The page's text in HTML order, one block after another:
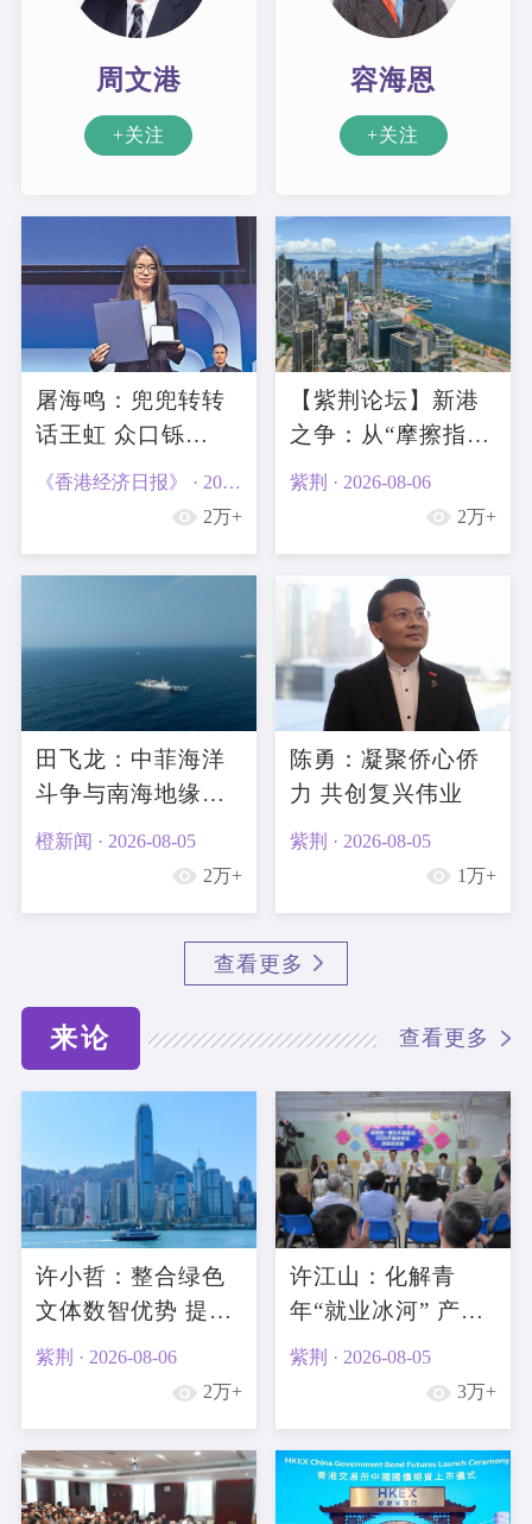
周文港
+关注
容海恩
+关注
屠海鸣：兜兜转转
话王虹 众口铄
金“一边倒”
《香港经济日报》 · 2026-08-06
2万+
【紫荆论坛】新港
之争：从“摩擦指数
和机会指数”看国际
金融中心新格局
紫荆 · 2026-08-06
2万+
田飞龙：中菲海洋
斗争与南海地缘法
律战的升级
橙新闻 · 2026-08-05
2万+
陈勇：凝聚侨心侨
力 共创复兴伟业
紫荆 · 2026-08-05
1万+
查看更多
来论 查看更多
许小哲：整合绿色
文体数智优势 提升
香港产业多元竞争
紫荆 · 2026-08-06
2万+
许江山：化解青
年“就业冰河” 产业
升级与过渡支援须
紫荆 · 2026-08-05
3万+